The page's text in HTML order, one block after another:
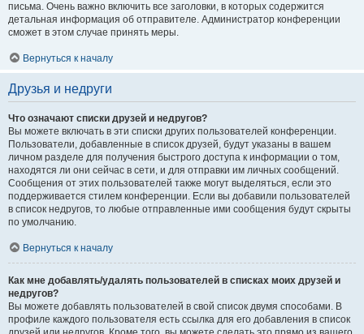
письма. Очень важно включить все заголовки, в которых содержится
детальная информация об отправителе. Администратор конференции
сможет в этом случае принять меры.
Вернуться к началу
Друзья и недруги
Что означают списки друзей и недругов?
Вы можете включать в эти списки других пользователей конференции.
Пользователи, добавленные в список друзей, будут указаны в вашем
личном разделе для получения быстрого доступа к информации о том,
находятся ли они сейчас в сети, и для отправки им личных сообщений.
Сообщения от этих пользователей также могут выделяться, если это
поддерживается стилем конференции. Если вы добавили пользователей
в список недругов, то любые отправленные ими сообщения будут скрыты
по умолчанию.
Вернуться к началу
Как мне добавлять/удалять пользователей в списках моих друзей и
недругов?
Вы можете добавлять пользователей в свой список двумя способами. В
профиле каждого пользователя есть ссылка для его добавления в список